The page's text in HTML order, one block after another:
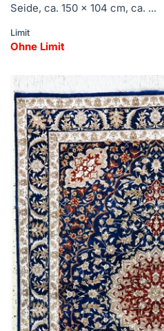
Seide, ca. 150 x 104 cm, ca. ...
Limit
Ohne Limit